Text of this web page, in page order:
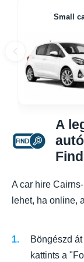
Small
A
A car hire
lehet, ha online,
Böngészd
kattints a